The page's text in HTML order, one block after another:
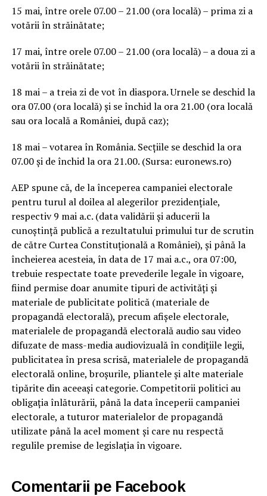
15 mai, între orele 07.00 – 21.00 (ora locală) – prima zi a
votării în străinătate;
17 mai, între orele 07.00 – 21.00 (ora locală) – a doua zi a
votării în străinătate;
18 mai – a treia zi de vot în diaspora. Urnele se deschid la
ora 07.00 (ora locală) și se închid la ora 21.00 (ora locală
sau ora locală a României, după caz);
18 mai – votarea în România. Secțiile se deschid la ora
07.00 și de închid la ora 21.00. (Sursa: euronews.ro)
AEP spune că, de la începerea campaniei electorale
pentru turul al doilea al alegerilor prezidențiale,
respectiv 9 mai a.c. (data validării și aducerii la
cunoștință publică a rezultatului primului tur de scrutin
de către Curtea Constituțională a României), și până la
încheierea acesteia, în data de 17 mai a.c., ora 07:00,
trebuie respectate toate prevederile legale în vigoare,
fiind permise doar anumite tipuri de activități și
materiale de publicitate politică (materiale de
propagandă electorală), precum afișele electorale,
materialele de propagandă electorală audio sau video
difuzate de mass-media audiovizuală în condițiile legii,
publicitatea în presa scrisă, materialele de propagandă
electorală online, broșurile, pliantele și alte materiale
tipărite din aceeași categorie. Competitorii politici au
obligația înlăturării, până la data începerii campaniei
electorale, a tuturor materialelor de propagandă
utilizate până la acel moment și care nu respectă
regulile premise de legislația în vigoare.
Comentarii pe Facebook